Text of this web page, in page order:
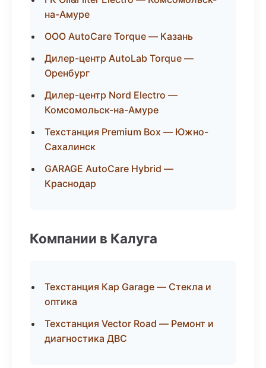
на-Амуре
ООО AutoCare Torque — Казань
Дилер-центр AutoLab Torque —
Оренбург
Дилер-центр Nord Electro —
Комсомольск-на-Амуре
Техстанция Premium Box — Южно-
Сахалинск
GARAGE AutoCare Hybrid —
Краснодар
Компании в Калуга
Техстанция Кар Garage — Стекла и
оптика
Техстанция Vector Road — Ремонт и
диагностика ДВС